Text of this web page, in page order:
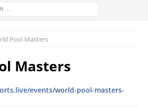
Pool Masters
Masters
events/world-pool-masters-